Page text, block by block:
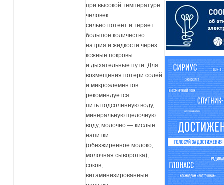
при высокой температуре
человек
сильно потеет и теряет
большое количество
натрия и жидкости через
кожные покровы
и дыхательные пути. Для
возмещения потери солей
и микроэлементов
рекомендуется
пить подсоленную воду,
минеральную щелочную
воду, молочно — кислые
напитки
(обезжиренное молоко,
молочная сыворотка),
соков,
витаминизированные